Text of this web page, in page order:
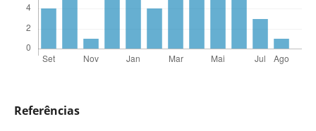
Referências